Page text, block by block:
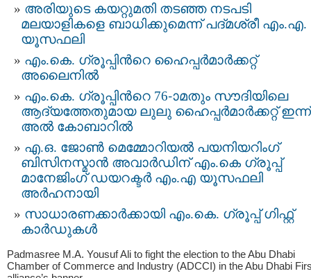
അരിയുടെ കയറ്റുമതി തടഞ്ഞ നടപടി
മലയാളികളെ ബാധിക്കുമെന്ന് പദ്മശ്രീ എം.എ.
യൂസഫലി
എം.കെ. ഗ്രൂപ്പിന്‍റെ ഹൈപ്പര്‍മാര്‍ക്കറ്റ്
അലൈനില്‍
എം.കെ. ഗ്രൂപ്പിന്‍റെ 76-ാമതും സൗദിയിലെ
ആദ്യത്തേതുമായ ലുലു ഹൈപ്പര്‍മാര്‍ക്കറ്റ് ഇന്ന്
അല്‍ കോബാറില്‍
എ.ഒ. ജോണ്‍ മെമ്മോറിയല്‍ പയനിയറിംഗ്
ബിസിനസ്മാന്‍ അവാര്‍ഡിന് എം.കെ ഗ്രൂപ്പ്
മാനേജിംഗ് ഡയറക്ടര്‍ എം.എ യൂസഫലി
അര്‍ഹനായി
സാധാരണക്കാര്‍ക്കായി എം.കെ. ഗ്രൂപ്പ് ഗിഫ്റ്റ്
കാര്‍ഡുകള്‍
Padmasree M.A. Yousuf Ali to fight the election to the Abu Dhabi
Chamber of Commerce and Industry (ADCCI) in the Abu Dhabi